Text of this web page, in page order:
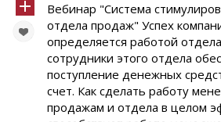
Вебинар "Система
отдела продаж" Успех
определяется работой
сотрудники этого отдела
поступление денежных
счет. Как сделать работу
продажам и отдела в целом